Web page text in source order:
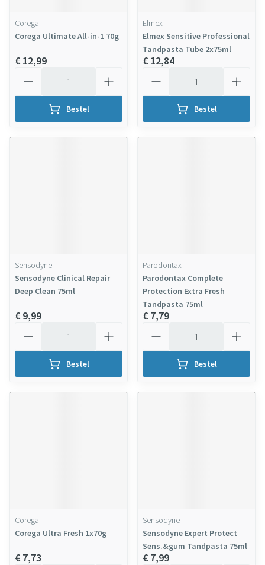
Corega
Corega Ultimate All-in-1 70g
€ 12,99
Bestel
Elmex
Elmex Sensitive Professional
Tandpasta Tube 2x75ml
€ 12,84
Bestel
Sensodyne
Sensodyne Clinical Repair
Deep Clean 75ml
€ 9,99
Bestel
Parodontax
Parodontax Complete
Protection Extra Fresh
Tandpasta 75ml
€ 7,79
Bestel
Corega
Corega Ultra Fresh 1x70g
€ 7,73
Sensodyne
Sensodyne Expert Protect
Sens.&gum Tandpasta 75ml
€ 7,99